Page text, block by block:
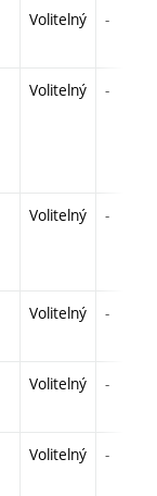
Volitelný -
Volitelný -
Volitelný -
Volitelný -
Volitelný -
Volitelný -